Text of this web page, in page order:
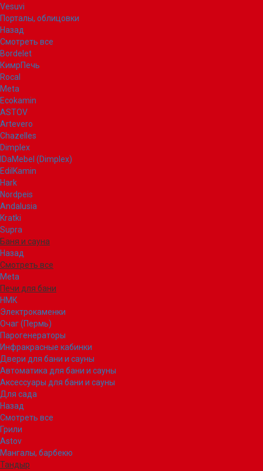
Vesuvi
Порталы, облицовки
Назад
Смотреть все
Bordelet
КимрПечь
Rocal
Meta
Ecokamin
ASTOV
Artevero
Chazelles
Dimplex
IDaMebel (Dimplex)
EdilKamin
Hark
Nordpeis
Andalusia
Kratki
Supra
Баня и сауна
Назад
Смотреть все
Meta
Печи для бани
НМК
Электрокаменки
Очаг (Пермь)
Парогенераторы
Инфракрасные кабинки
Двери для бани и сауны
Автоматика для бани и сауны
Аксессуары для бани и сауны
Для сада
Назад
Смотреть все
Грили
Astov
Мангалы, барбекю
Тандыр